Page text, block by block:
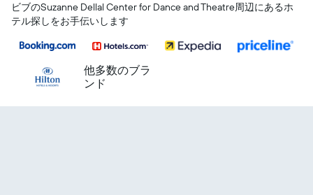
ビブ​のSuzanne Dellal Center for Dance and Theatre​周辺にあるホ
テル探しをお手伝いします
他多数のブラ
ンド